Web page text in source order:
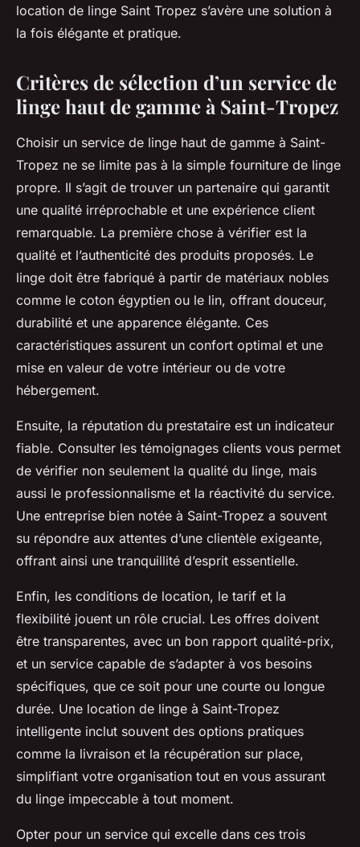
location de linge Saint Tropez s’avère une solution à
la fois élégante et pratique.
Critères de sélection d’un service de
linge haut de gamme à Saint-Tropez
Choisir un service de linge haut de gamme à Saint-
Tropez ne se limite pas à la simple fourniture de linge
propre. Il s’agit de trouver un partenaire qui garantit
une qualité irréprochable et une expérience client
remarquable. La première chose à vérifier est la
qualité et l’authenticité des produits proposés. Le
linge doit être fabriqué à partir de matériaux nobles
comme le coton égyptien ou le lin, offrant douceur,
durabilité et une apparence élégante. Ces
caractéristiques assurent un confort optimal et une
mise en valeur de votre intérieur ou de votre
hébergement.
Ensuite, la réputation du prestataire est un indicateur
fiable. Consulter les témoignages clients vous permet
de vérifier non seulement la qualité du linge, mais
aussi le professionnalisme et la réactivité du service.
Une entreprise bien notée à Saint-Tropez a souvent
su répondre aux attentes d’une clientèle exigeante,
offrant ainsi une tranquillité d’esprit essentielle.
Enfin, les conditions de location, le tarif et la
flexibilité jouent un rôle crucial. Les offres doivent
être transparentes, avec un bon rapport qualité-prix,
et un service capable de s’adapter à vos besoins
spécifiques, que ce soit pour une courte ou longue
durée. Une location de linge à Saint-Tropez
intelligente inclut souvent des options pratiques
comme la livraison et la récupération sur place,
simplifiant votre organisation tout en vous assurant
du linge impeccable à tout moment.
Opter pour un service qui excelle dans ces trois